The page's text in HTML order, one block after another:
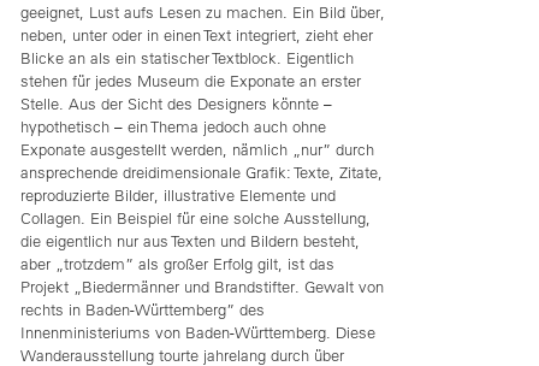
geeignet, Lust aufs Lesen zu machen. Ein Bild über,
neben, unter oder in einen Text integriert, zieht eher
Blicke an als ein statischer Textblock. Eigentlich
stehen für jedes Museum die Exponate an erster
Stelle. Aus der Sicht des Designers könnte –
hypothetisch – ein Thema jedoch auch ohne
Exponate ausgestellt werden, nämlich „nur” durch
ansprechende dreidimensionale Grafik: Texte, Zitate,
reproduzierte Bilder, illustrative Elemente und
Collagen. Ein Beispiel für eine solche Ausstellung,
die eigentlich nur aus Texten und Bildern besteht,
aber „trotzdem” als großer Erfolg gilt, ist das
Projekt „Biedermänner und Brandstifter. Gewalt von
rechts in Baden-Württemberg” des
Innenministeriums von Baden-Württemberg. Diese
Wanderausstellung tourte jahrelang durch über